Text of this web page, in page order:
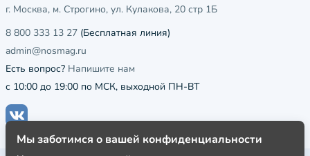
г. Москва, м. Строгино, ул. Кулакова, 20 стр 1Б
8 800 333 13 27 (Бесплатная линия)
admin@nosmag.ru
Есть вопрос? Напишите нам
с 10:00 до 19:00 по МСК, выходной ПН-ВТ
Мы заботимся о вашей конфиденциальности